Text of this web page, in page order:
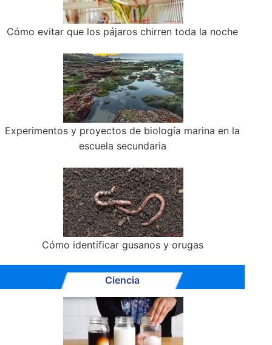
Cómo evitar que los pájaros chirren toda la noche
Experimentos y proyectos de biología marina en la
escuela secundaria
Cómo identificar gusanos y orugas
Ciencia